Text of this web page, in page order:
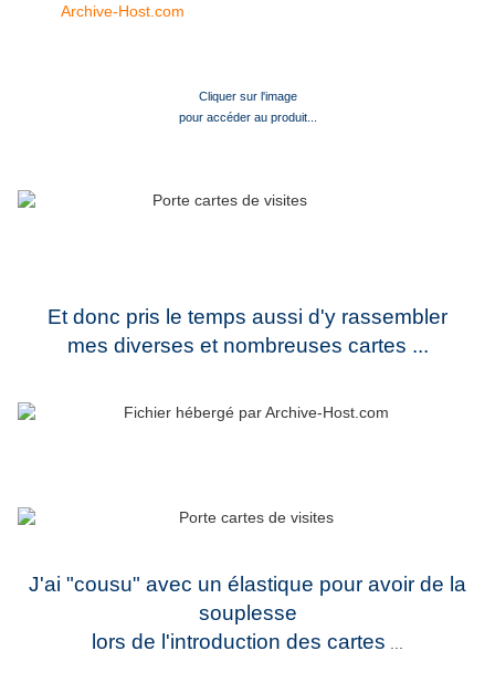
Cliquer sur l'image
pour accéder au produit...
Et donc pris le temps aussi d'y rassembler
mes diverses et nombreuses cartes ...
J'ai "cousu" avec un élastique pour avoir de la
souplesse
lors de l'introduction des cartes